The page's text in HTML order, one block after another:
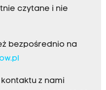
czytane i nie
bezpośrednio na
z nami